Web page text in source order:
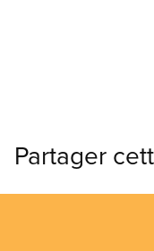
Partager